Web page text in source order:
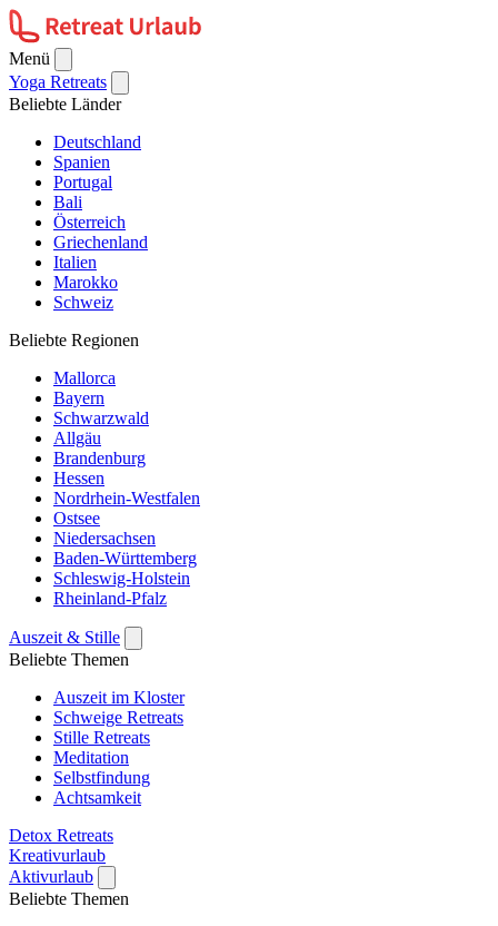
Menü
Yoga Retreats
Beliebte Länder
Deutschland
Spanien
Portugal
Bali
Österreich
Griechenland
Italien
Marokko
Schweiz
Beliebte Regionen
Mallorca
Bayern
Schwarzwald
Allgäu
Brandenburg
Hessen
Nordrhein-Westfalen
Ostsee
Niedersachsen
Baden-Württemberg
Schleswig-Holstein
Rheinland-Pfalz
Auszeit & Stille
Beliebte Themen
Auszeit im Kloster
Schweige Retreats
Stille Retreats
Meditation
Selbstfindung
Achtsamkeit
Detox Retreats
Kreativurlaub
Aktivurlaub
Beliebte Themen